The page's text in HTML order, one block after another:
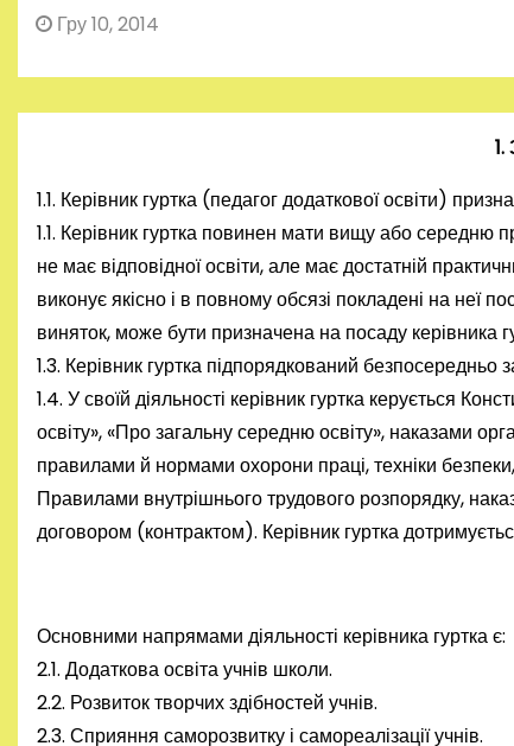
Гру 10, 2014
1.1. Керівник гуртка (педагог додаткової освіти)
1.1. Керівник гуртка повинен мати вищу або середню
не має відповідної освіти, але має достатній
виконує якісно і в повному обсязі покладені на неї
виняток, може бути призначена на посаду керівника
1.3. Керівник гуртка підпорядкований безпосередньо
1.4. У своїй діяльності керівник гуртка керується
освіту», «Про загальну середню освіту», наказами
правилами й нормами охорони праці, техніки
Правилами внутрішнього трудового розпорядку,
договором (контрактом). Керівник гуртка
Основними напрямами діяльності керівника гуртка є:
2.1. Додаткова освіта учнів школи.
2.2. Розвиток творчих здібностей учнів.
2.3. Сприяння саморозвитку і самореалізації учнів.